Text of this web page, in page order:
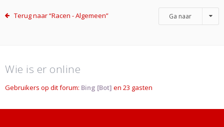
Terug naar “Racen - Algemeen” Ga naar
Wie is er online
Gebruikers op dit forum: Bing [Bot] en 23 gasten